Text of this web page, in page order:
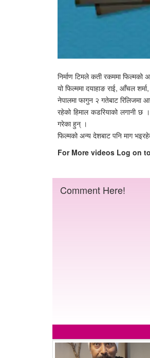
निर्माण टिमले कती रकममा फिल्मको
यो फिल्ममा दयाहाङ राई, आँचल
नेपालमा फागुन २ गतेबाट रिलिजमा
रहेको हिमाल कडरियाको लगानी
गरेका हुन् ।
फिल्मको अन्य देशबाट पनि माग
For More videos Log on to
Comment Here!